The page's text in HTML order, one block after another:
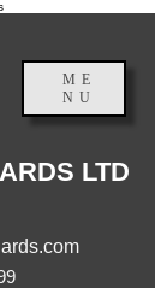
ME
NU
LTD